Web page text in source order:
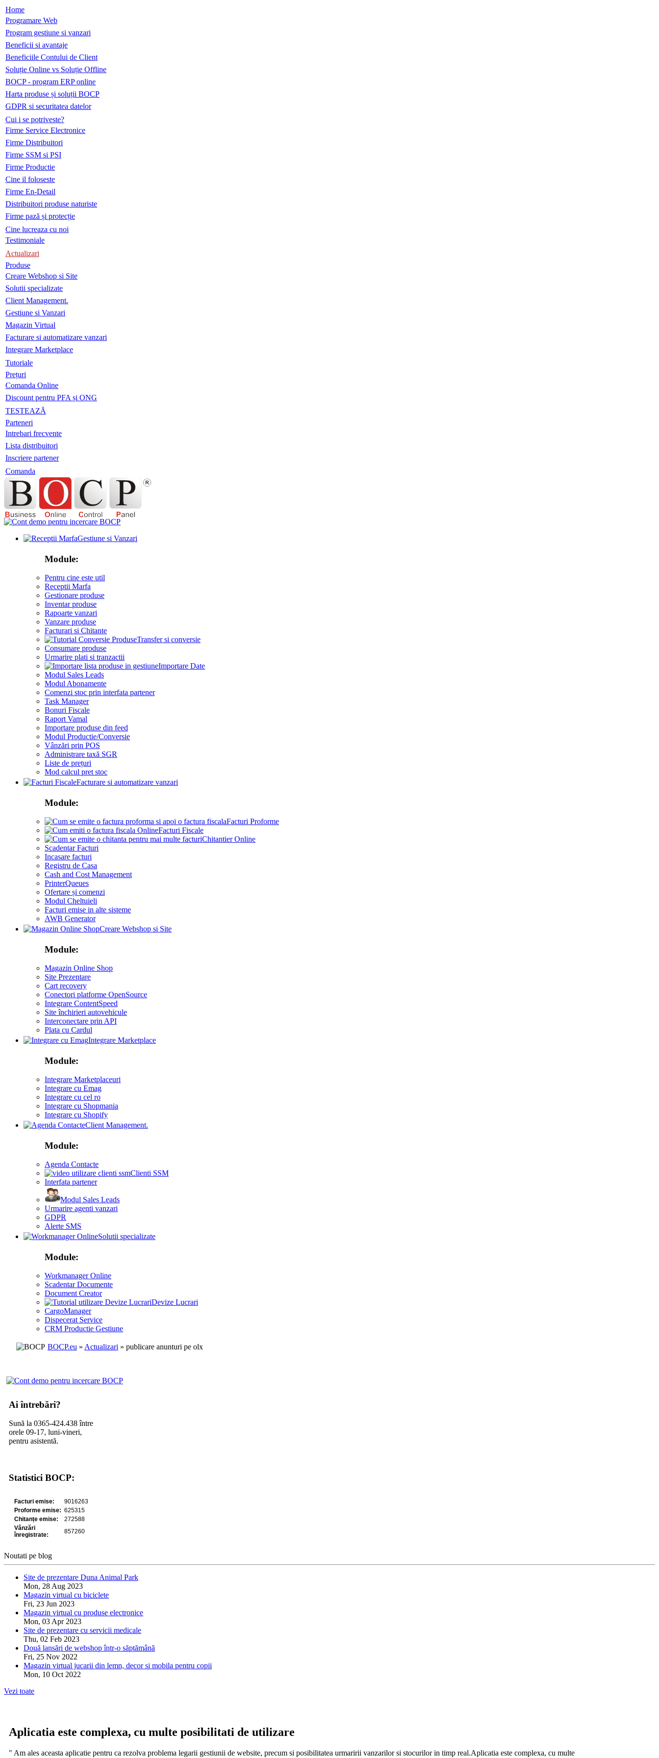
Home
Programare Web
Program gestiune si vanzari
Beneficii si avantaje
Beneficiile Contului de Client
Soluție Online vs Soluție Offline
BOCP - program ERP online
Harta produse și soluții BOCP
GDPR si securitatea datelor
Cui i se potriveste?
Firme Service Electronice
Firme Distribuitori
Firme SSM si PSI
Firme Productie
Cine il foloseste
Firme En-Detail
Distribuitori produse naturiste
Firme pază și protecție
Cine lucreaza cu noi
Testimoniale
Actualizari
Produse
Creare Webshop si Site
Solutii specializate
Client Management.
Gestiune si Vanzari
Magazin Virtual
Facturare si automatizare vanzari
Integrare Marketplace
Tutoriale
Prețuri
Comanda Online
Discount pentru PFA și ONG
TESTEAZĂ
Parteneri
Intrebari frecvente
Lista distribuitori
Inscriere partener
Comanda
Gestiune si Vanzari
Module:
Pentru cine este util
Receptii Marfa
Gestionare produse
Inventar produse
Rapoarte vanzari
Vanzare produse
Facturari si Chitante
Transfer si conversie
Consumare produse
Urmarire plati si tranzactii
Importare Date
Modul Sales Leads
Modul Abonamente
Comenzi stoc prin interfata partener
Task Manager
Bonuri Fiscale
Raport Vamal
Importare produse din feed
Modul Productie/Conversie
Vânzări prin POS
Administrare taxă SGR
Liste de prețuri
Mod calcul pret stoc
Facturare si automatizare vanzari
Module:
Facturi Proforme
Facturi Fiscale
Chitantier Online
Scadentar Facturi
Incasare facturi
Registru de Casa
Cash and Cost Management
PrinterQueues
Ofertare și comenzi
Modul Cheltuieli
Facturi emise in alte sisteme
AWB Generator
Creare Webshop si Site
Module:
Magazin Online Shop
Site Prezentare
Cart recovery
Conectori platforme OpenSource
Integrare ContentSpeed
Site închirieri autovehicule
Interconectare prin API
Plata cu Cardul
Integrare Marketplace
Module:
Integrare Marketplaceuri
Integrare cu Emag
Integrare cu cel ro
Integrare cu Shopmania
Integrare cu Shopify
Client Management.
Module:
Agenda Contacte
Clienti SSM
Interfata partener
Modul Sales Leads
Urmarire agenti vanzari
GDPR
Alerte SMS
Solutii specializate
Module:
Workmanager Online
Scadentar Documente
Document Creator
Devize Lucrari
CargoManager
Dispecerat Service
CRM Productie Gestiune
BOCP.eu » Actualizari » publicare anunturi pe olx
Ai întrebări?
Sună la 0365-424.438 între
orele 09-17, luni-vineri,
pentru asistentă.
Statistici BOCP:
Noutati pe blog
Site de prezentare Duna Animal Park
Mon, 28 Aug 2023
Magazin virtual cu biciclete
Fri, 23 Jun 2023
Magazin virtual cu produse electronice
Mon, 03 Apr 2023
Site de prezentare cu servicii medicale
Thu, 02 Feb 2023
Două lansări de webshop într-o săptămână
Fri, 25 Nov 2022
Magazin virtual jucarii din lemn, decor si mobila pentru copii
Mon, 10 Oct 2022
Vezi toate
Aplicatia este complexa, cu multe posibilitati de utilizare
" Am ales aceasta aplicatie pentru ca rezolva problema legarii gestiunii de website, precum si posibilitatea urmaririi vanzarilor si stocurilor in timp real.Aplicatia este complexa, cu multe